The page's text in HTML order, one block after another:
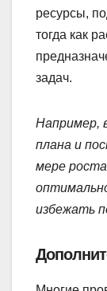
ресурсы,
тогда как
задач.
Например,
плана и
мере
избежать